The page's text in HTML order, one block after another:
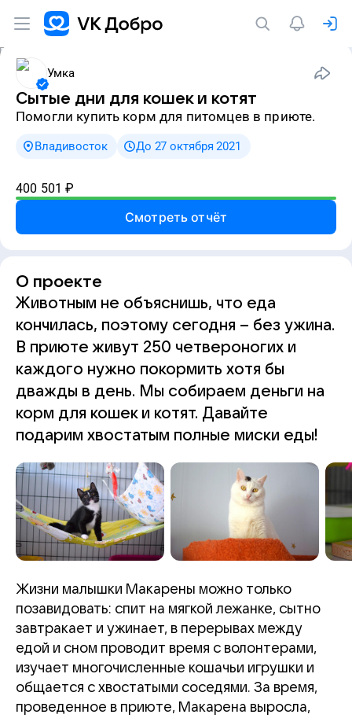
Умка
Сытые дни для кошек и котят
Помогли купить корм для питомцев в приюте.
Владивосток До 27 октября 2021
400 501 ₽
Смотреть отчёт
О проекте
Животным не объяснишь, что еда
кончилась, поэтому сегодня – без ужина.
В приюте живут 250 четвероногих и
каждого нужно покормить хотя бы
дважды в день. Мы собираем деньги на
корм для кошек и котят. Давайте
подарим хвостатым полные миски еды!
Жизни малышки Макарены можно только
позавидовать: спит на мягкой лежанке, сытно
завтракает и ужинает, в перерывах между
едой и сном проводит время с волонтерами,
изучает многочисленные кошачьи игрушки и
общается с хвостатыми соседями. За время,
проведенное в приюте, Макарена выросла,